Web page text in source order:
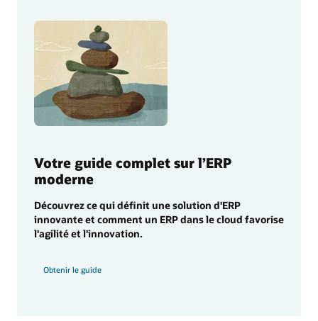
Votre guide complet sur l’ERP
moderne
Découvrez ce qui définit une solution d'ERP
innovante et comment un ERP dans le cloud favorise
l'agilité et l'innovation.
Obtenir le guide